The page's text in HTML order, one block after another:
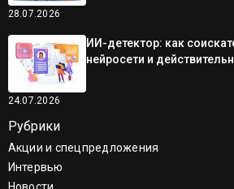
28.07.2026
24.07.2026
ИИ-детектор: как
нейросети и
Рубрики
Акции и спецпредложения
Интервью
Новости